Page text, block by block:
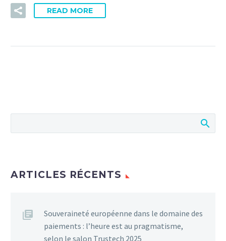
READ MORE
ARTICLES RÉCENTS
Souveraineté européenne dans le domaine des
paiements : l’heure est au pragmatisme,
selon le salon Trustech 2025